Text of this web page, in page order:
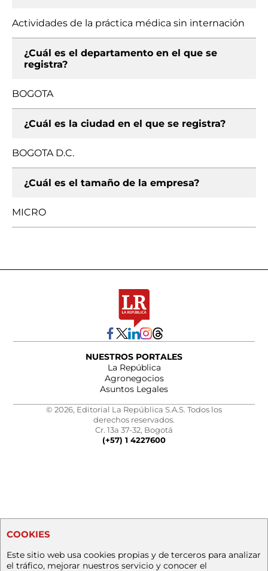
Actividades de la práctica médica sin internación
¿Cuál es el departamento en el que se
registra?
BOGOTA
¿Cuál es la ciudad en el que se registra?
BOGOTA D.C.
¿Cuál es el tamaño de la empresa?
MICRO
NUESTROS PORTALES
La República
Agronegocios
Asuntos Legales
© 2026, Editorial La República S.A.S. Todos los
derechos reservados.
Cr. 13a 37-32, Bogotá
(+57) 1 4227600
COOKIES
Este sitio web usa cookies propias y de terceros para analizar
el tráfico, mejorar nuestros servicio y conocer el